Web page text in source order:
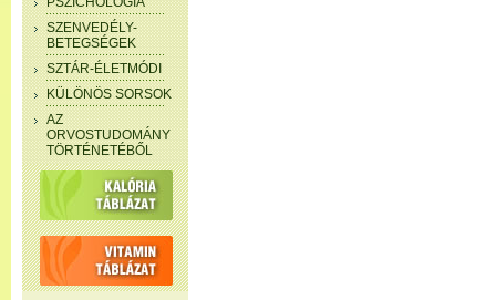
SZENVEDÉLY-
BETEGSÉGEK
SZTÁR-ÉLETMÓDI
KÜLÖNÖS SORSOK
AZ
ORVOSTUDOMÁNY
TÖRTÉNETÉBŐL